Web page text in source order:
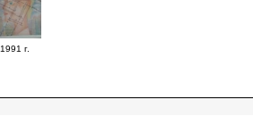
1991 г.